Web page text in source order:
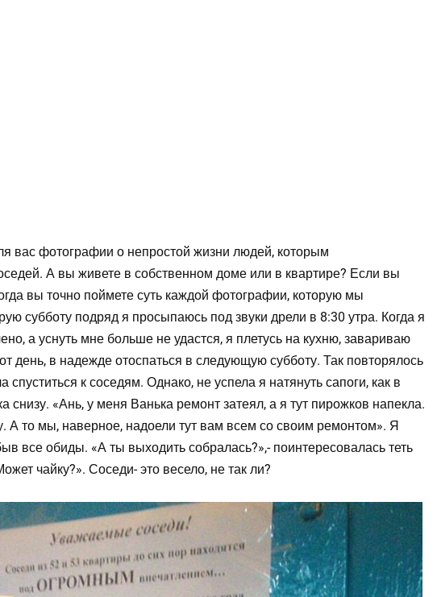
вас фотографии о непростой жизни людей, которым
А вы живете в собственном доме или в квартире? Если вы
вы точно поймете суть каждой фотографии, которую мы
субботу подряд я просыпаюсь под звуки дрели в 8:30 утра. Когда я
а уснуть мне больше не удастся, я плетусь на кухню, завариваю
день, в надежде отоспаться в следующую субботу. Так повторялось
спуститься к соседям. Однако, не успела я натянуть сапоги, как в
снизу. «Ань, у меня Ванька ремонт затеял, а я тут пирожков напекла.
А то мы, наверное, надоели тут вам всем со своим ремонтом». Я
все обиды. «А ты выходить собралась?»,- поинтересовалась теть
чайку?». Соседи- это весело, не так ли?